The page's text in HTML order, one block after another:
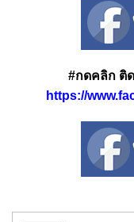
#กดคลิก ติ
https://